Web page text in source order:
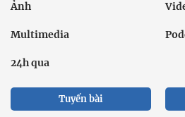
Ảnh
Multimedia
24h qua
Tuyến bài